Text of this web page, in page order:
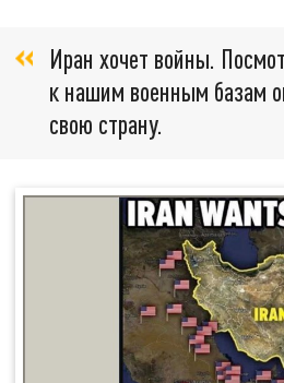
Иран хочет войны.
к нашим военным базам
свою страну.